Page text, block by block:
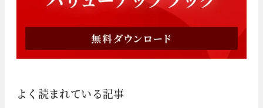
よく読まれている記事